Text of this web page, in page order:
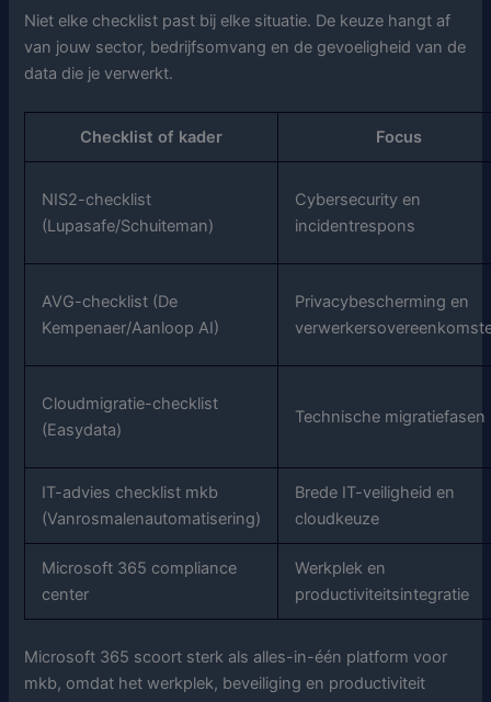
Niet elke checklist past bij elke situatie. De keuze hangt af
van jouw sector, bedrijfsomvang en de gevoeligheid van de
data die je verwerkt.
Checklist of kader Focus
NIS2-checklist
(Lupasafe/Schuiteman)
Cybersecurity en
incidentrespons
AVG-checklist (De
Kempenaer/Aanloop AI)
Privacybescherming en
Cloudmigratie-checklist
(Easydata)
Technische migratiefasen
IT-advies checklist mkb
(Vanrosmalenautomatisering)
Brede IT-veiligheid en
cloudkeuze
Microsoft 365 compliance
center
Werkplek en
productiviteitsintegratie
Microsoft 365 scoort sterk als alles-in-één platform voor
mkb, omdat het werkplek, beveiliging en productiviteit